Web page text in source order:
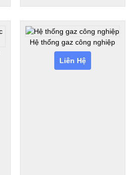
Hệ thống gaz công nghiệp
Liên Hệ